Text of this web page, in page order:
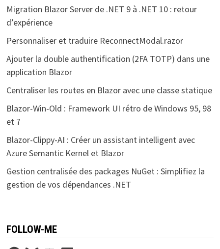
Migration Blazor Server de .NET 9 à .NET 10 : retour
d’expérience
Personnaliser et traduire ReconnectModal.razor
Ajouter la double authentification (2FA TOTP) dans une
application Blazor
Centraliser les routes en Blazor avec une classe statique
Blazor-Win-Old : Framework UI rétro de Windows 95, 98
et 7
Blazor-Clippy-AI : Créer un assistant intelligent avec
Azure Semantic Kernel et Blazor
Gestion centralisée des packages NuGet : Simplifiez la
gestion de vos dépendances .NET
FOLLOW-ME